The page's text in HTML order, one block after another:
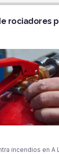
rociadores
incendios en A